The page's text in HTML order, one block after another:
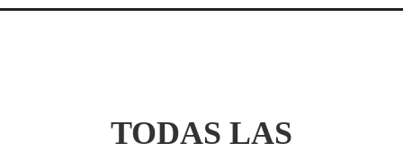
TODAS LAS